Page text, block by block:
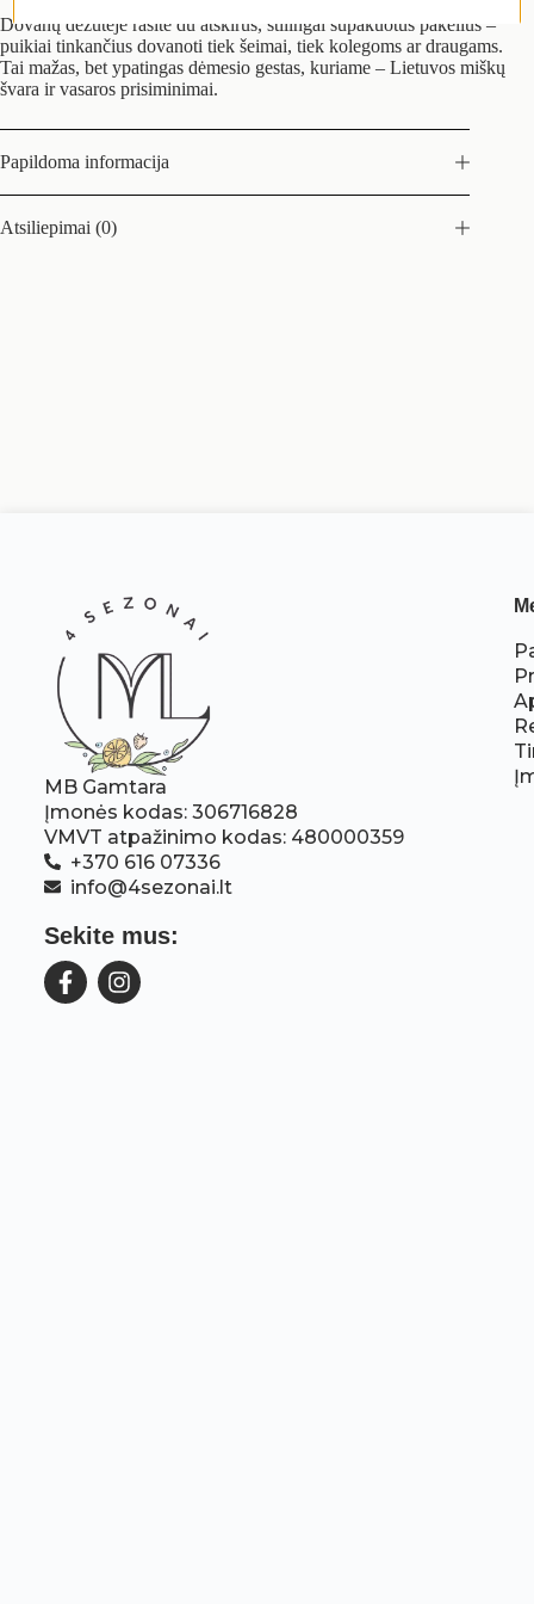
Dovanų dėžutėje rasite du atskirus, stilingai supakuotus pakelius –
puikiai tinkančius dovanoti tiek šeimai, tiek kolegoms ar draugams.
Tai mažas, bet ypatingas dėmesio gestas, kuriame – Lietuvos miškų
švara ir vasaros prisiminimai.
Papildoma informacija
Atsiliepimai (0)
MB Gamtara
Įmonės kodas: 306716828
VMVT atpažinimo kodas: 480000359
+370 616 07336
info@4sezonai.lt
Sekite mus: